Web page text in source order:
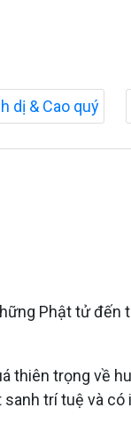
dị & Cao quý
Phật tử
thiên trọng về
trí tuệ và